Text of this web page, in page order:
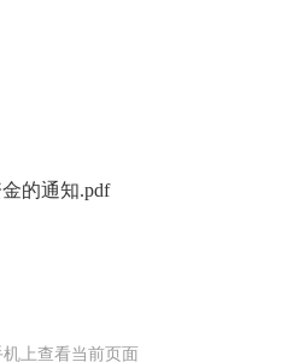
的通知.pdf
上查看当前页面